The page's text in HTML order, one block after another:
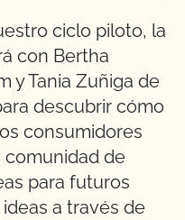
ciclo piloto, la
con Bertha
y Tania Zuñiga de
descubrir cómo
consumidores
comunidad de
para futuros
a través de